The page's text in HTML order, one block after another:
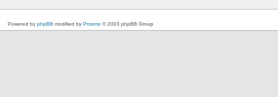
Powered by phpBB modified by Przemo © 2003 phpBB Group